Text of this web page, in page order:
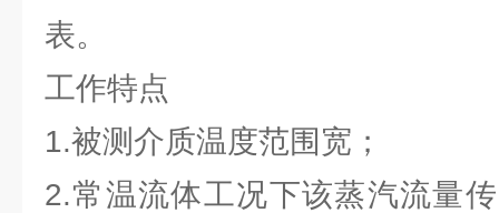
表。
工作特点
1.被测介质温度范围宽；
2.常温流体工况下该蒸汽流量